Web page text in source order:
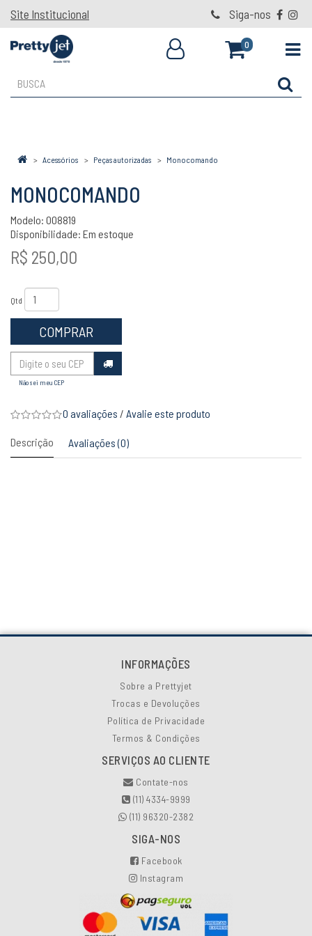
Site Institucional Siga-nos
0
Acessórios Peças autorizadas Monocomando
MONOCOMANDO
Modelo: 008819
Disponibilidade: Em estoque
R$ 250,00
Qtd
COMPRAR
Não sei meu CEP
0 avaliações / Avalie este produto
Descrição Avaliações (0)
INFORMAÇÕES
Sobre a Prettyjet
Trocas e Devoluções
Política de Privacidade
Termos & Condições
SERVIÇOS AO CLIENTE
Contate-nos
(11) 4334-9999
(11) 96320-2382
SIGA-NOS
Facebook
Instagram